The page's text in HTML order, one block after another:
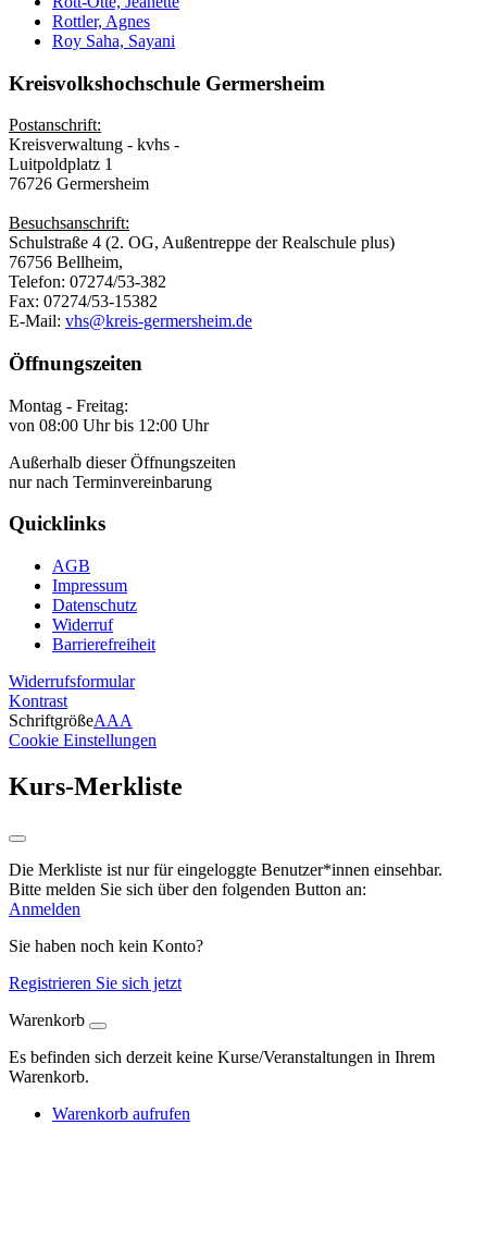
Rottler, Agnes
Roy Saha, Sayani
Kreisvolkshochschule Germersheim
Postanschrift:
Kreisverwaltung - kvhs -
Luitpoldplatz 1
76726 Germersheim
Besuchsanschrift:
Schulstraße 4 (2. OG, Außentreppe der Realschule plus)
76756 Bellheim,
Telefon: 07274/53-382
Fax: 07274/53-15382
E-Mail: vhs@kreis-germersheim.de
Öffnungszeiten
Montag - Freitag:
von 08:00 Uhr bis 12:00 Uhr
Außerhalb dieser Öffnungszeiten
nur nach Terminvereinbarung
Quicklinks
AGB
Impressum
Datenschutz
Widerruf
Barrierefreiheit
Widerrufsformular
Kontrast
SchriftgrößeAAA
Cookie Einstellungen
Kurs-Merkliste
Die Merkliste ist nur für eingeloggte Benutzer*innen einsehbar.
Bitte melden Sie sich über den folgenden Button an:
Anmelden
Sie haben noch kein Konto?
Registrieren Sie sich jetzt
Warenkorb
Es befinden sich derzeit keine Kurse/Veranstaltungen in Ihrem
Warenkorb.
Warenkorb aufrufen